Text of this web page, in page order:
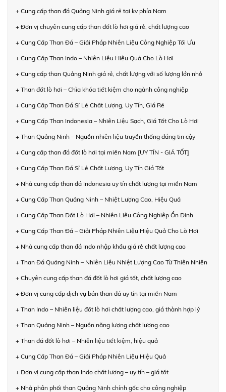
+ Cung cấp than đá Quảng Ninh giá rẻ tại kv phía Nam
+ Đơn vị chuyên cung cấp than đốt lò hơi giá rẻ, chất lượng cao
+ Cung Cấp Than Đá – Giải Pháp Nhiên Liệu Công Nghiệp Tối Ưu
+ Cung Cấp Than Indo – Nhiên Liệu Hiệu Quả Cho Lò Hơi
+ Cung cấp than Quảng Ninh giá rẻ, chất lượng với số lượng lớn nhỏ
+ Than đốt lò hơi – Chìa khóa tiết kiệm cho ngành công nghiệp
+ Cung Cấp Than Đá Sỉ Lẻ Chất Lượng, Uy Tín, Giá Rẻ
+ Cung Cấp Than Indonesia – Nhiên Liệu Sạch, Giá Tốt Cho Lò Hơi
+ Than Quảng Ninh – Nguồn nhiên liệu truyền thống đáng tin cậy
+ Cung cấp than đá đốt lò hơi tại miền Nam [UY TÍN - GIÁ TỐT]
+ Cung Cấp Than Đá Sỉ Lẻ Chất Lượng, Uy Tín Giá Tốt
+ Nhà cung cấp than đá Indonesia uy tín chất lượng tại miền Nam
+ Cung Cấp Than Quảng Ninh – Nhiệt Lượng Cao, Hiệu Quả
+ Cung Cấp Than Đốt Lò Hơi – Nhiên Liệu Công Nghiệp Ổn Định
+ Cung Cấp Than Đá – Giải Pháp Nhiên Liệu Hiệu Quả Cho Lò Hơi
+ Nhà cung cấp than đá Indo nhập khẩu giá rẻ chất lượng cao
+ Than Đá Quảng Ninh – Nhiên Liệu Nhiệt Lượng Cao Từ Thiên Nhiên
+ Chuyên cung cấp than đá đốt lò hơi giá tốt, chất lượng cao
+ Đơn vị cung cấp dịch vụ bán than đá uy tín tại miền Nam
+ Than Indo – Nhiên liệu đốt lò hơi chất lượng cao, giá thành hợp lý
+ Than Quảng Ninh – Nguồn năng lượng chất lượng cao
+ Than đá đốt lò hơi – Nhiên liệu tiết kiệm, hiệu quả
+ Cung Cấp Than Đá – Giải Pháp Nhiên Liệu Hiệu Quả
+ Đơn vị cung cấp than Indo chất lượng – uy tín – giá tốt
+ Nhà phân phối than Quảng Ninh chính gốc cho công nghiệp